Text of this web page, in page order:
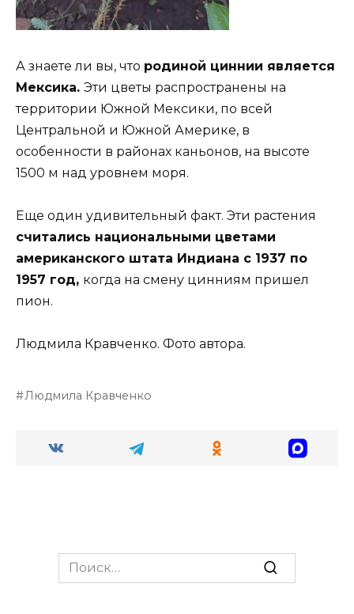
А знаете ли вы, что родиной циннии является
Мексика. Эти цветы распространены на
территории Южной Мексики, по всей
Центральной и Южной Америке, в
особенности в районах каньонов, на высоте
1500 м над уровнем моря.
Еще один удивительный факт. Эти растения
считались национальными цветами
американского штата Индиана с 1937 по
1957 год, когда на смену цинниям пришел
пион.
Людмила Кравченко. Фото автора.
Людмила Кравченко
Search
for: